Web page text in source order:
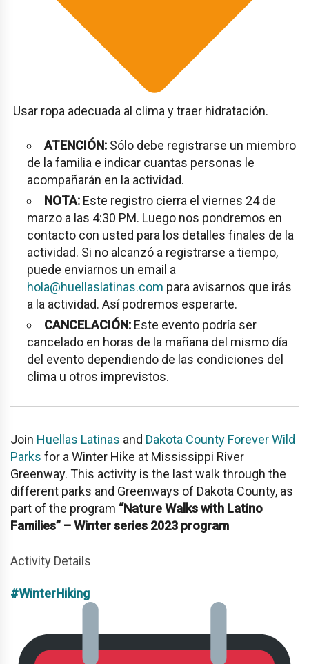
Usar ropa adecuada al clima y traer hidratación.
ATENCIÓN: Sólo debe registrarse un miembro
de la familia e indicar cuantas personas le
acompañarán en la actividad.
NOTA: Este registro cierra el viernes 24 de
marzo a las 4:30 PM. Luego nos pondremos en
contacto con usted para los detalles finales de la
actividad. Si no alcanzó a registrarse a tiempo,
puede enviarnos un email a
hola@huellaslatinas.com para avisarnos que irás
a la actividad. Así podremos esperarte.
CANCELACIÓN: Este evento podría ser
cancelado en horas de la mañana del mismo día
del evento dependiendo de las condiciones del
clima u otros imprevistos.
Join Huellas Latinas and Dakota County Forever Wild
Parks for a Winter Hike at Mississippi River
Greenway. This activity is the last walk through the
different parks and Greenways of Dakota County, as
part of the program “Nature Walks with Latino
Families” – Winter series 2023 program
Activity Details
#WinterHiking